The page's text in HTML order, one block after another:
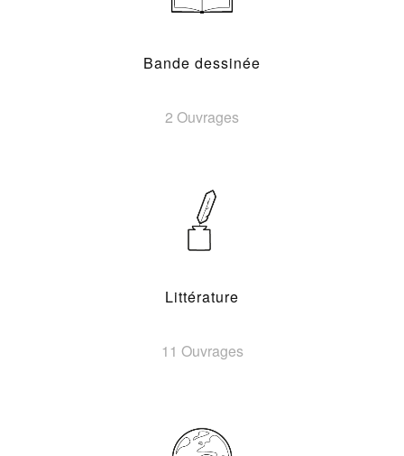
Bande dessinée
2 Ouvrages
Littérature
11 Ouvrages